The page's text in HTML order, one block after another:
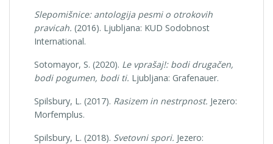
Slepomišnice: antologija pesmi o otrokovih
pravicah. (2016). Ljubljana: KUD Sodobnost
International.
Sotomayor, S. (2020). Le vprašaj!: bodi drugačen,
bodi pogumen, bodi ti. Ljubljana: Grafenauer.
Spilsbury, L. (2017). Rasizem in nestrpnost. Jezero:
Morfemplus.
Spilsbury, L. (2018). Svetovni spori. Jezero: